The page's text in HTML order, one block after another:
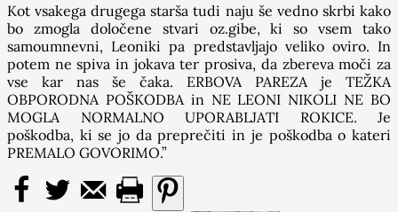
Kot vsakega drugega starša tudi naju še vedno skrbi kako
bo zmogla določene stvari oz.gibe, ki so vsem tako
samoumnevni, Leoniki pa predstavljajo veliko oviro. In
potem ne spiva in jokava ter prosiva, da zbereva moči za
vse kar nas še čaka. ERBOVA PAREZA je TEŽKA
OBPORODNA POŠKODBA in NE LEONI NIKOLI NE BO
MOGLA NORMALNO UPORABLJATI ROKICE. Je
poškodba, ki se jo da preprečiti in je poškodba o kateri
PREMALO GOVORIMO.”